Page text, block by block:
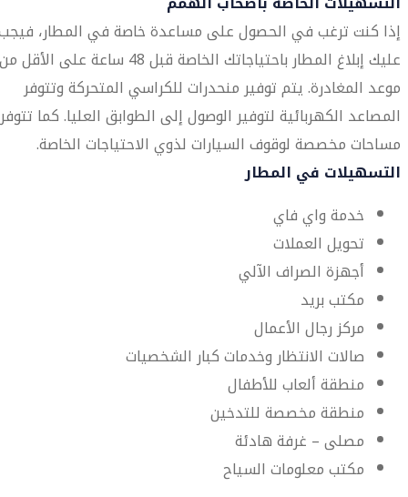
إذا كنت ترغب في الحصول على مساعدة خاصة في المطار،
عليك إبلاغ المطار باحتياجاتك الخاصة قبل 48 ساعة على الأقل من
موعد المغادرة. يتم توفير منحدرات للكراسي المتحركة وتتوفر
المصاعد الكهربائية لتوفير الوصول إلى الطوابق العليا. كما تتوفر
مساحات مخصصة لوقوف السيارات لذوي الاحتياجات الخاصة.
التسهيلات في المطار
خدمة واي فاي
تحويل العملات
أجهزة الصراف الآلي
مكتب بريد
مركز رجال الأعمال
صالات الانتظار وخدمات كبار الشخصيات
منطقة ألعاب للأطفال
منطقة مخصصة للتدخين
مصلى – غرفة هادئة
مكتب معلومات السياح